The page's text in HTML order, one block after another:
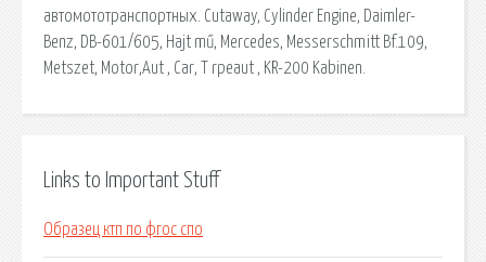
автомототранспортных. Cutaway, Cylinder Engine, Daimler-
Benz, DB-601/605, Hajt mű, Mercedes, Messerschmitt Bf.109,
Metszet, Motor,Aut , Car, T rpeaut , KR-200 Kabinen.
Links to Important Stuff
Образец ктп по фгос спо